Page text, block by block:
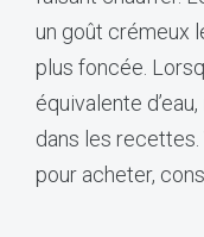
un goût crémeux
plus foncée.
équivalente
dans les
pour acheter,